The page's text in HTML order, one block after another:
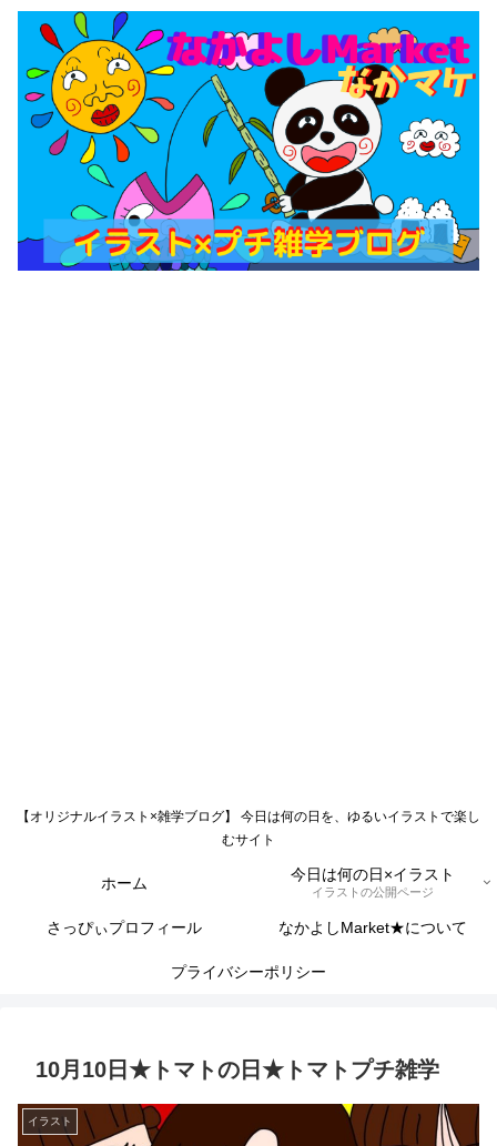
【オリジナルイラスト×雑学ブログ】 今日は何の日を、ゆるいイラストで楽し
むサイト
ホーム 今日は何の日×イラスト
イラストの公開ページ
さっぴぃプロフィール なかよしMarket★について
プライバシーポリシー
10月10日★トマトの日★トマトプチ雑学
イラスト